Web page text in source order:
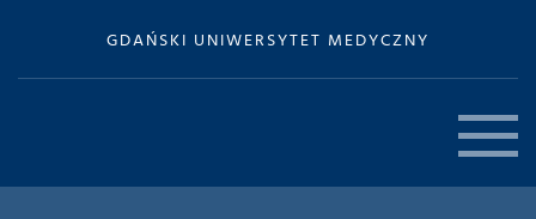
GDAŃSKI UNIWERSYTET MEDYCZNY